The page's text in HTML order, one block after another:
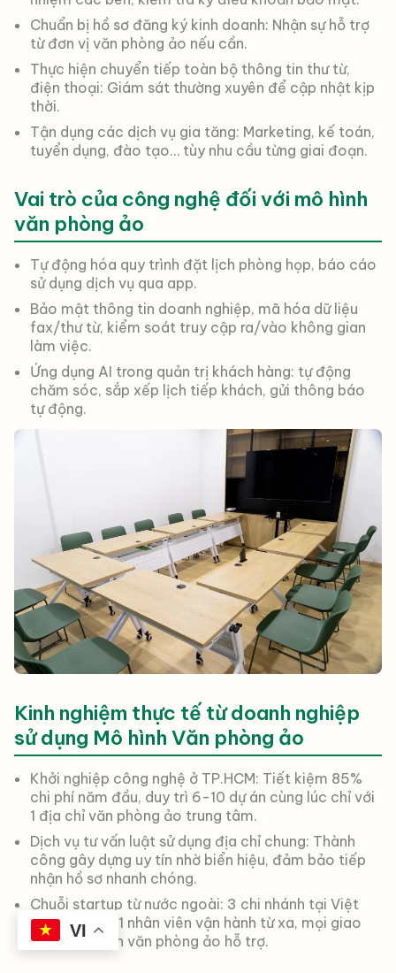
Chuẩn bị hồ sơ đăng ký kinh doanh: Nhận sự hỗ trợ
từ đơn vị văn phòng ảo nếu cần.
Thực hiện chuyển tiếp toàn bộ thông tin thư từ,
điện thoại: Giám sát thường xuyên để cập nhật kịp
thời.
Tận dụng các dịch vụ gia tăng: Marketing, kế toán,
tuyển dụng, đào tạo… tùy nhu cầu từng giai đoạn.
Vai trò của công nghệ đối với mô hình
văn phòng ảo
Tự động hóa quy trình đặt lịch phòng họp, báo cáo
sử dụng dịch vụ qua app.
Bảo mật thông tin doanh nghiệp, mã hóa dữ liệu
fax/thư từ, kiểm soát truy cập ra/vào không gian
làm việc.
Ứng dụng AI trong quản trị khách hàng: tự động
chăm sóc, sắp xếp lịch tiếp khách, gửi thông báo
tự động.
Kinh nghiệm thực tế từ doanh nghiệp
sử dụng Mô hình Văn phòng ảo
Khởi nghiệp công nghệ ở TP.HCM: Tiết kiệm 85%
chi phí năm đầu, duy trì 6-10 dự án cùng lúc chỉ với
1 địa chỉ văn phòng ảo trung tâm.
Dịch vụ tư vấn luật sử dụng địa chỉ chung: Thành
công gây dựng uy tín nhờ biển hiệu, đảm bảo tiếp
nhận hồ sơ nhanh chóng.
Chuỗi startup từ nước ngoài: 3 chi nhánh tại Việt
Nam chỉ cần 1 nhân viên vận hành từ xa, mọi giao
dịch do lễ tân văn phòng ảo hỗ trợ.
VI